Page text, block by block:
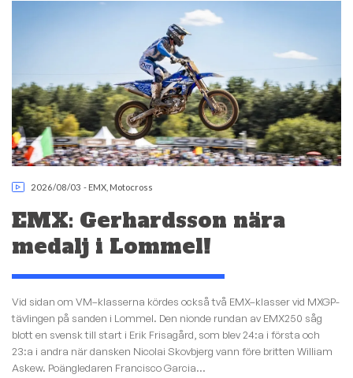
2026/08/03 - EMX Motocross
EMX: Gerhardsson nära
medalj i Lommel!
Vid sidan om VM–klasserna kördes också två EMX–klasser vid MXGP-
tävlingen på sanden i Lommel. Den nionde rundan av EMX250 såg
blott en svensk till start i Erik Frisagård, som blev 24:a i första och
23:a i andra när dansken Nicolai Skovbjerg vann före britten William
Askew. Poängledaren Francisco Garcia...